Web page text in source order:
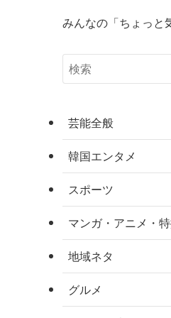
みんなの「ちょっと
芸能全般
韓国エンタメ
スポーツ
マンガ・アニメ・
地域ネタ
グルメ